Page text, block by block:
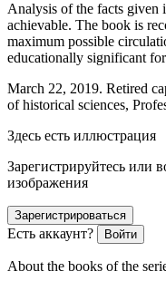
Analysis of the facts given
achievable. The book is
maximum possible
educationally significant
March 22, 2019. Retired
of historical sciences,
Здесь есть иллюстрация
Зарегистрируйтесь или
изображения
Зарегистрироваться
Есть аккаунт? Войти
About the books of the